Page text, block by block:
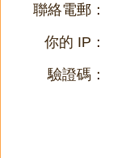
聯絡電郵：
你的 IP：
驗證碼：